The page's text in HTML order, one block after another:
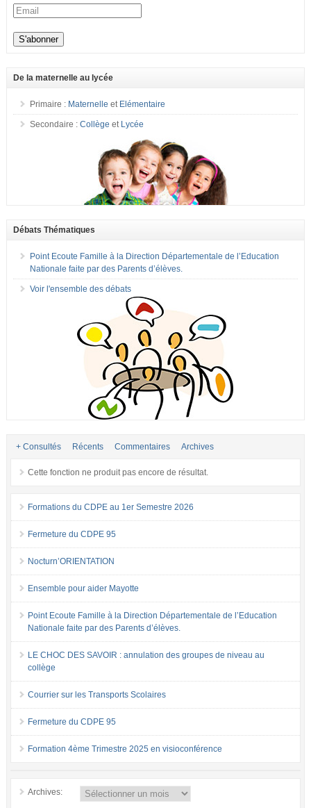
De la maternelle au lycée
Primaire : Maternelle et Elémentaire
Secondaire : Collège et Lycée
Débats Thématiques
Point Ecoute Famille à la Direction Départementale de l’Education
Nationale faite par des Parents d’élèves.
Voir l'ensemble des débats
+ Consultés Récents Commentaires Archives
Cette fonction ne produit pas encore de résultat.
Formations du CDPE au 1er Semestre 2026
Fermeture du CDPE 95
Nocturn’ORIENTATION
Ensemble pour aider Mayotte
Point Ecoute Famille à la Direction Départementale de l’Education
Nationale faite par des Parents d’élèves.
LE CHOC DES SAVOIR : annulation des groupes de niveau au
collège
Courrier sur les Transports Scolaires
Fermeture du CDPE 95
Formation 4ème Trimestre 2025 en visioconférence
Archives: